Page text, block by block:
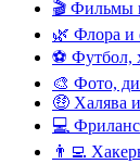
🎬 Фильмы
🌿 Флора и
⚽ Футбол,
🎨 Фото,
🤑 Халява
💻 Фриланс
👨‍💻